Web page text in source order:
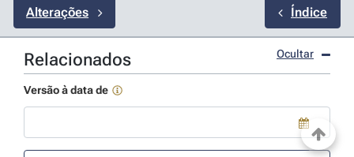
Alterações Índice
Relacionados Ocultar
Versão à data de
Use a tecla de seta para baixo para abrir o calendário; Use as